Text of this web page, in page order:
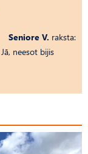
Seniore V. raksta:
neesot bijis